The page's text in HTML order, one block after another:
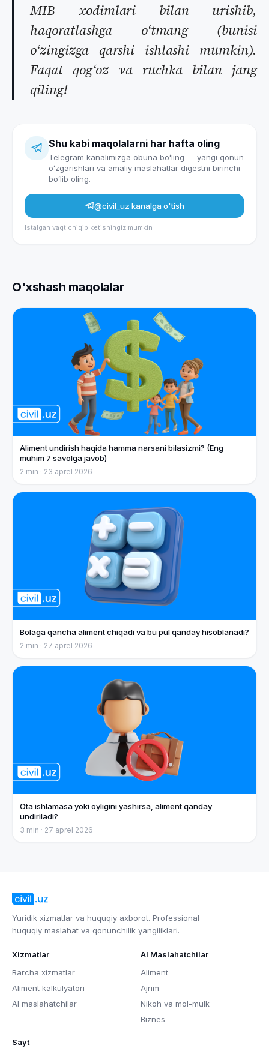
MIB xodimlari bilan urishib,
haqoratlashga oʻtmang (bunisi
oʻzingizga qarshi ishlashi mumkin).
Faqat qogʻoz va ruchka bilan jang
qiling!
Shu kabi maqolalarni har hafta oling
Telegram kanalimizga obuna boʻling — yangi qonun
oʻzgarishlari va amaliy maslahatlar digestni birinchi
boʻlib oling.
@civil_uz kanalga o'tish
Istalgan vaqt chiqib ketishingiz mumkin
O'xshash maqolalar
Aliment undirish haqida hamma narsani bilasizmi? (Eng
muhim 7 savolga javob)
2 min · 23 aprel 2026
Bolaga qancha aliment chiqadi va bu pul qanday hisoblanadi?
2 min · 27 aprel 2026
Ota ishlamasa yoki oyligini yashirsa, aliment qanday
undiriladi?
3 min · 27 aprel 2026
Yuridik xizmatlar va huquqiy axborot. Professional
huquqiy maslahat va qonunchilik yangiliklari.
Xizmatlar
Barcha xizmatlar
Aliment kalkulyatori
AI maslahatchilar
AI Maslahatchilar
Aliment
Ajrim
Nikoh va mol-mulk
Biznes
Sayt